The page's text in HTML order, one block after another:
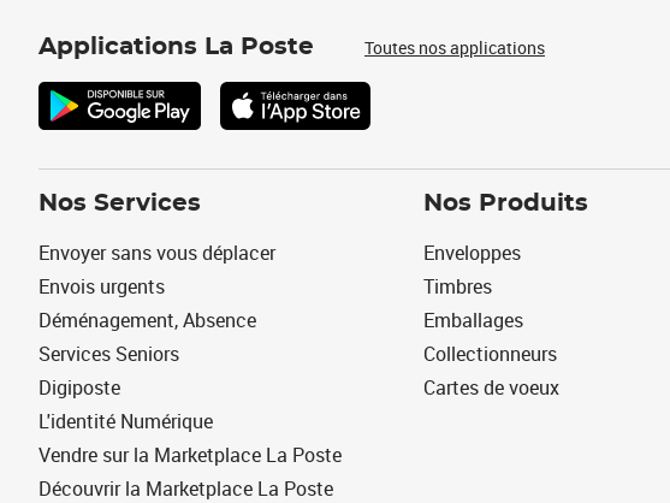
Applications La Poste Toutes nos applications
Nos Services
Envoyer sans vous déplacer
Envois urgents
Déménagement, Absence
Services Seniors
Digiposte
L'identité Numérique
Vendre sur la Marketplace La Poste
Découvrir la Marketplace La Poste
Nos Produits
Enveloppes
Timbres
Emballages
Collectionneurs
Cartes de voeux